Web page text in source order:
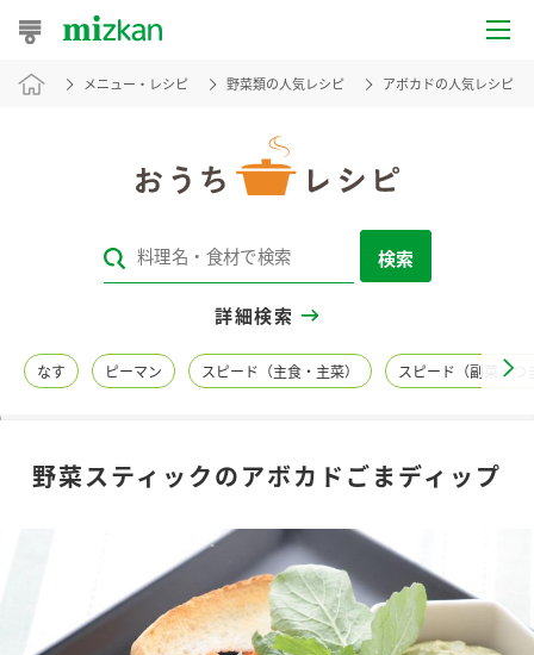
おうちレシピ
レシピカテゴリ一覧
レシピ名特集
商品情報
調味酢
新商品一覧
メニュー・レシピ 野菜類の人気レシピ アボカドの人気レシピ
検索
詳細検索
なす ピーマン スピード（主食・主菜） スピード（副菜・つ
野菜スティックのアボカドごまディップ